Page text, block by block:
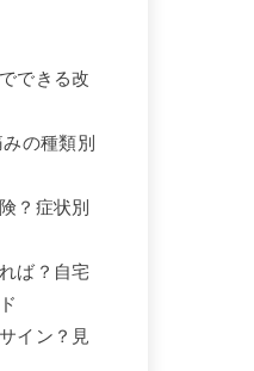
できる改
の種類別
？症状別
ば？自宅
イン？見